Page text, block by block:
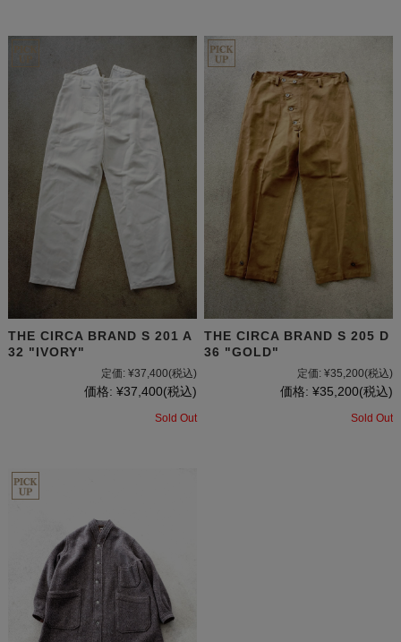
THE CIRCA BRAND S 201 A
32 "IVORY"
定価: ¥37,400(税込)
価格: ¥37,400(税込)
Sold Out
THE CIRCA BRAND S 205 D
36 "GOLD"
定価: ¥35,200(税込)
価格: ¥35,200(税込)
Sold Out